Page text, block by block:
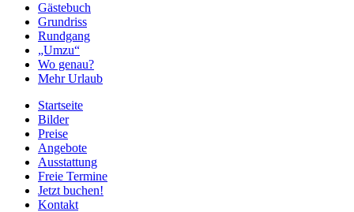
Gästebuch
Grundriss
Rundgang
„Umzu“
Wo genau?
Mehr Urlaub
Startseite
Bilder
Preise
Angebote
Ausstattung
Freie Termine
Jetzt buchen!
Kontakt